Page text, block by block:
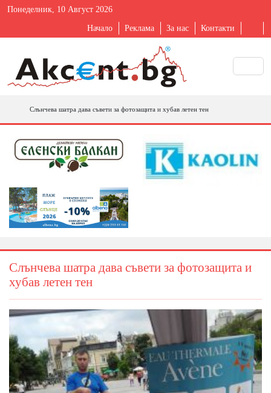
Понеделник, 10 Август 2026
Начало Реклама За нас Контакти
Слънчева шатра дава съвети за фотозащита и хубав летен тен
Слънчева шатра дава съвети за фотозащита и
хубав летен тен